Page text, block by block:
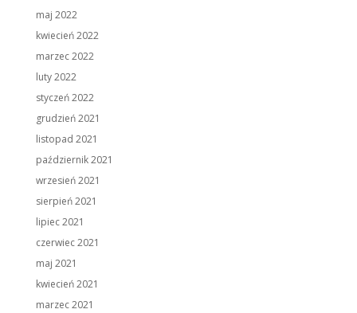
maj 2022
kwiecień 2022
marzec 2022
luty 2022
styczeń 2022
grudzień 2021
listopad 2021
październik 2021
wrzesień 2021
sierpień 2021
lipiec 2021
czerwiec 2021
maj 2021
kwiecień 2021
marzec 2021